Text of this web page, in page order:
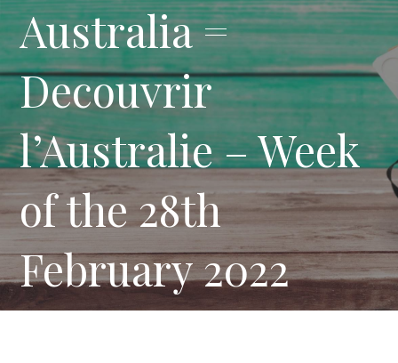
Australia =
Decouvrir
l’Australie – Week
of the 28th
February 2022